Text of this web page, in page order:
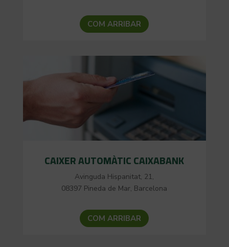
COM ARRIBAR
CAIXER AUTOMÀTIC CAIXABANK
Avinguda Hispanitat, 21,
08397 Pineda de Mar, Barcelona
COM ARRIBAR